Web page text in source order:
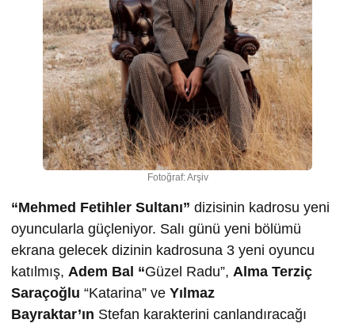
Fotoğraf: Arşiv
“Mehmed Fetihler Sultanı” dizisinin kadrosu yeni
oyuncularla güçleniyor. Salı günü yeni bölümü
ekrana gelecek dizinin kadrosuna 3 yeni oyuncu
katılmış, Adem Bal “Güzel Radu”, Alma Terziç
Saraçoğlu “Katarina” ve Yılmaz
Bayraktar’ın Stefan karakterini canlandıracağı